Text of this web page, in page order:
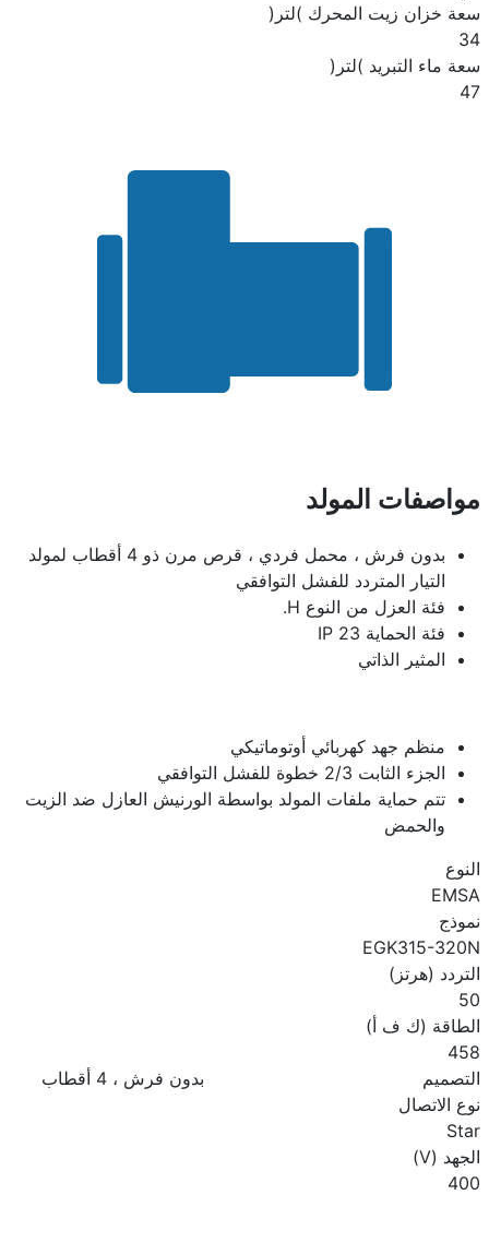
سعة خزان زيت المحرك )لتر(
34
سعة ماء التبريد )لتر(
47
مواصفات المولد
بدون فرش ، محمل فردي ، قرص مرن ذو 4 أقطاب لمولد
التيار المتردد للفشل التوافقي
فئة العزل من النوع H.
فئة الحماية IP 23
المثير الذاتي
منظم جهد كهربائي أوتوماتيكي
الجزء الثابت 2/3 خطوة للفشل التوافقي
تتم حماية ملفات المولد بواسطة الورنيش العازل ضد الزيت
والحمض
النوع
EMSA
نموذج
EGK315-320N
التردد (هرتز)
50
الطاقة (ك ف أ)
458
التصميم
بدون فرش ، 4 أقطاب
نوع الاتصال
Star
الجهد (V)
400